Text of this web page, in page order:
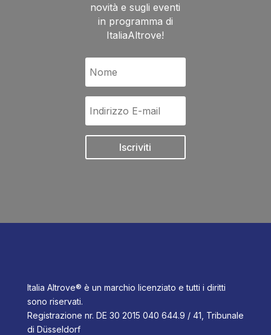
novità e sugli eventi
in programma di
ItaliaAltrove!
Iscriviti
Italia Altrove® è un marchio licenziato e tutti i diritti
sono riservati.
Registrazione nr. DE 30 2015 040 644.9 / 41, Tribunale
di Düsseldorf